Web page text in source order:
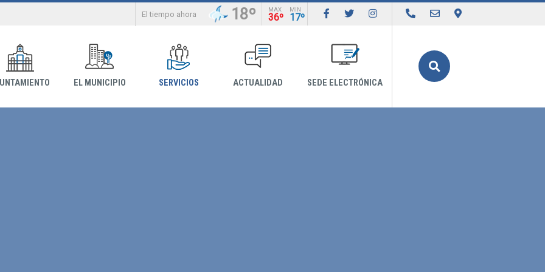
El tiempo ahora 18º MAX
36º
MIN
17º
EL MUNICIPIO SERVICIOS ACTUALIDAD SEDE ELECTRÓNICA